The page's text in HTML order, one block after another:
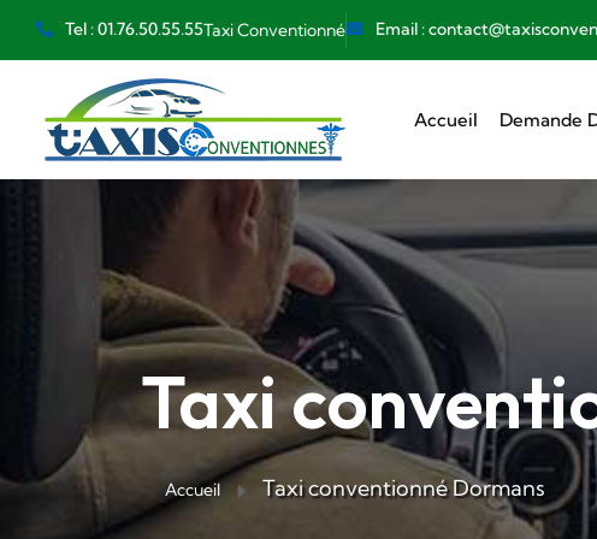
Tel : 01.76.50.55.55Taxi Conventionné Email :
Accueil Demande
Taxi
Accueil Taxi conventionné Dormans